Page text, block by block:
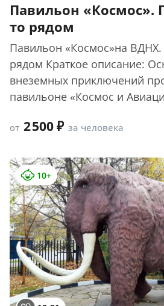
Павильон «Космос».
то рядом
Павильон «Космос»на
рядом Краткое описание:
внеземных приключений
павильоне «Космос и
от 2 500 за человека
10+